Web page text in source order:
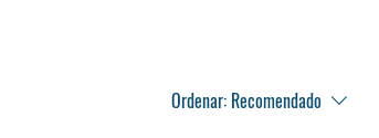
Ordenar: Recomendado